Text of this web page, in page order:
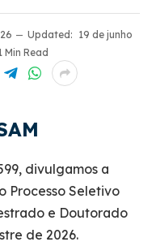
Updated: 19 de junho
Min Read
divulgamos a
Processo Seletivo
e Doutorado
de 2026.